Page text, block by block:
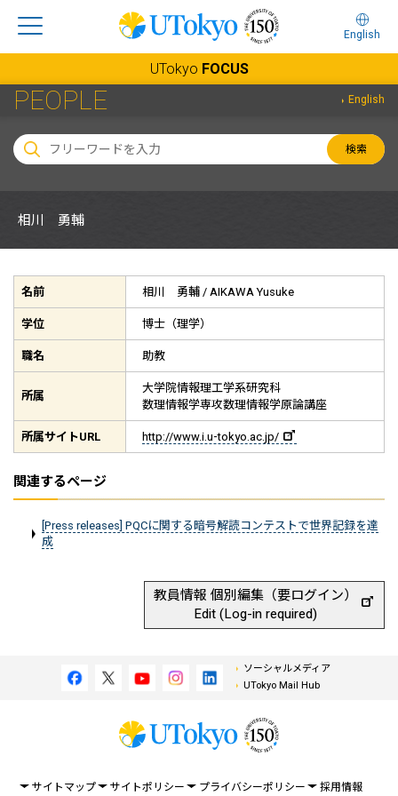
English
UTokyo FOCUS
PEOPLE English
検索
相川 勇輔
名前 相川 勇輔 / AIKAWA Yusuke
学位 博士（理学）
職名 助教
所属
大学院情報理工学系研究科
数理情報学専攻数理情報学原論講座
所属サイトURL http://www.i.u-tokyo.ac.jp/
関連するページ
[Press releases] PQCに関する暗号解読コンテストで世界記録を達
成
教員情報 個別編集（要ログイン）
Edit (Log-in required)
ソーシャルメディア
UTokyo Mail Hub
サイトマップ サイトポリシー プライバシーポリシー 採用情報